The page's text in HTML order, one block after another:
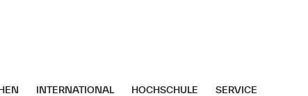
INTERNATIONAL HOCHSCHULE SERVICE